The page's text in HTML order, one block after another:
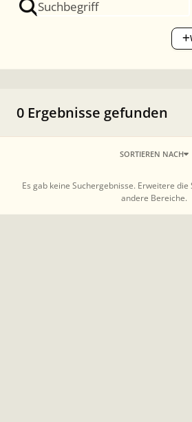
0 Ergebnisse gefunden
SORTIEREN NACH
Es gab keine Suchergebnisse. Erweitere
andere Bereiche.